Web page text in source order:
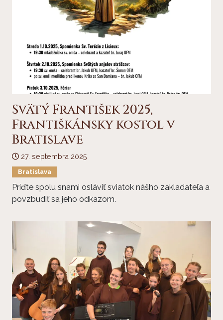
Svätý František 2025,
Františkánsky kostol v
Bratislave
27. septembra 2025
Bratislava
Príďte spolu snami osláviť sviatok nášho zakladateľa a
povzbudiť sa jeho odkazom.